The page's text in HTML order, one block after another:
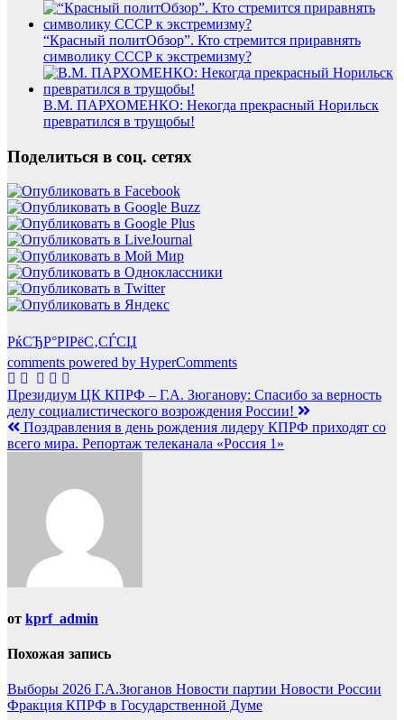
“Красный политОбзор”. Кто стремится приравнять
символику СССР к экстремизму?
В.М. ПАРХОМЕНКО: Некогда прекрасный Норильск
превратился в трущобы!
Поделиться в соц. сетях
РќСЂР°РІРёС‚СЃСЏ
comments powered by HyperComments
Навигация
по
записям
Президиум ЦК КПРФ – Г.А. Зюганову: Спасибо за верность
делу социалистического возрождения России!
Поздравления в день рождения лидеру КПРФ приходят со
всего мира. Репортаж телеканала «Россия 1»
от kprf_admin
Похожая запись
Выборы 2026 Г.А.Зюганов Новости партии Новости России
Фракция КПРФ в Государственной Думе